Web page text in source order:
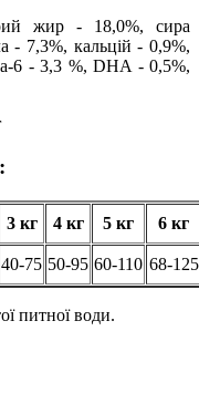
жир - 18,0%, сира
- 7,3%, кальцій - 0,9%,
6 - 3,3 %, DHA - 0,5%,
3 кг 4 кг 5 кг 6 кг
40-75 50-95 60-110 68-125
питної води.